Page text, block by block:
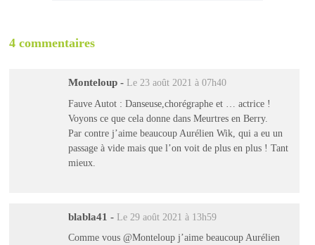
4 commentaires
Monteloup - Le 23 août 2021 à 07h40
Fauve Autot : Danseuse,chorégraphe et … actrice !
Voyons ce que cela donne dans Meurtres en Berry.
Par contre j’aime beaucoup Aurélien Wik, qui a eu un
passage à vide mais que l’on voit de plus en plus ! Tant
mieux.
blabla41 - Le 29 août 2021 à 13h59
Comme vous @Monteloup j’aime beaucoup Aurélien